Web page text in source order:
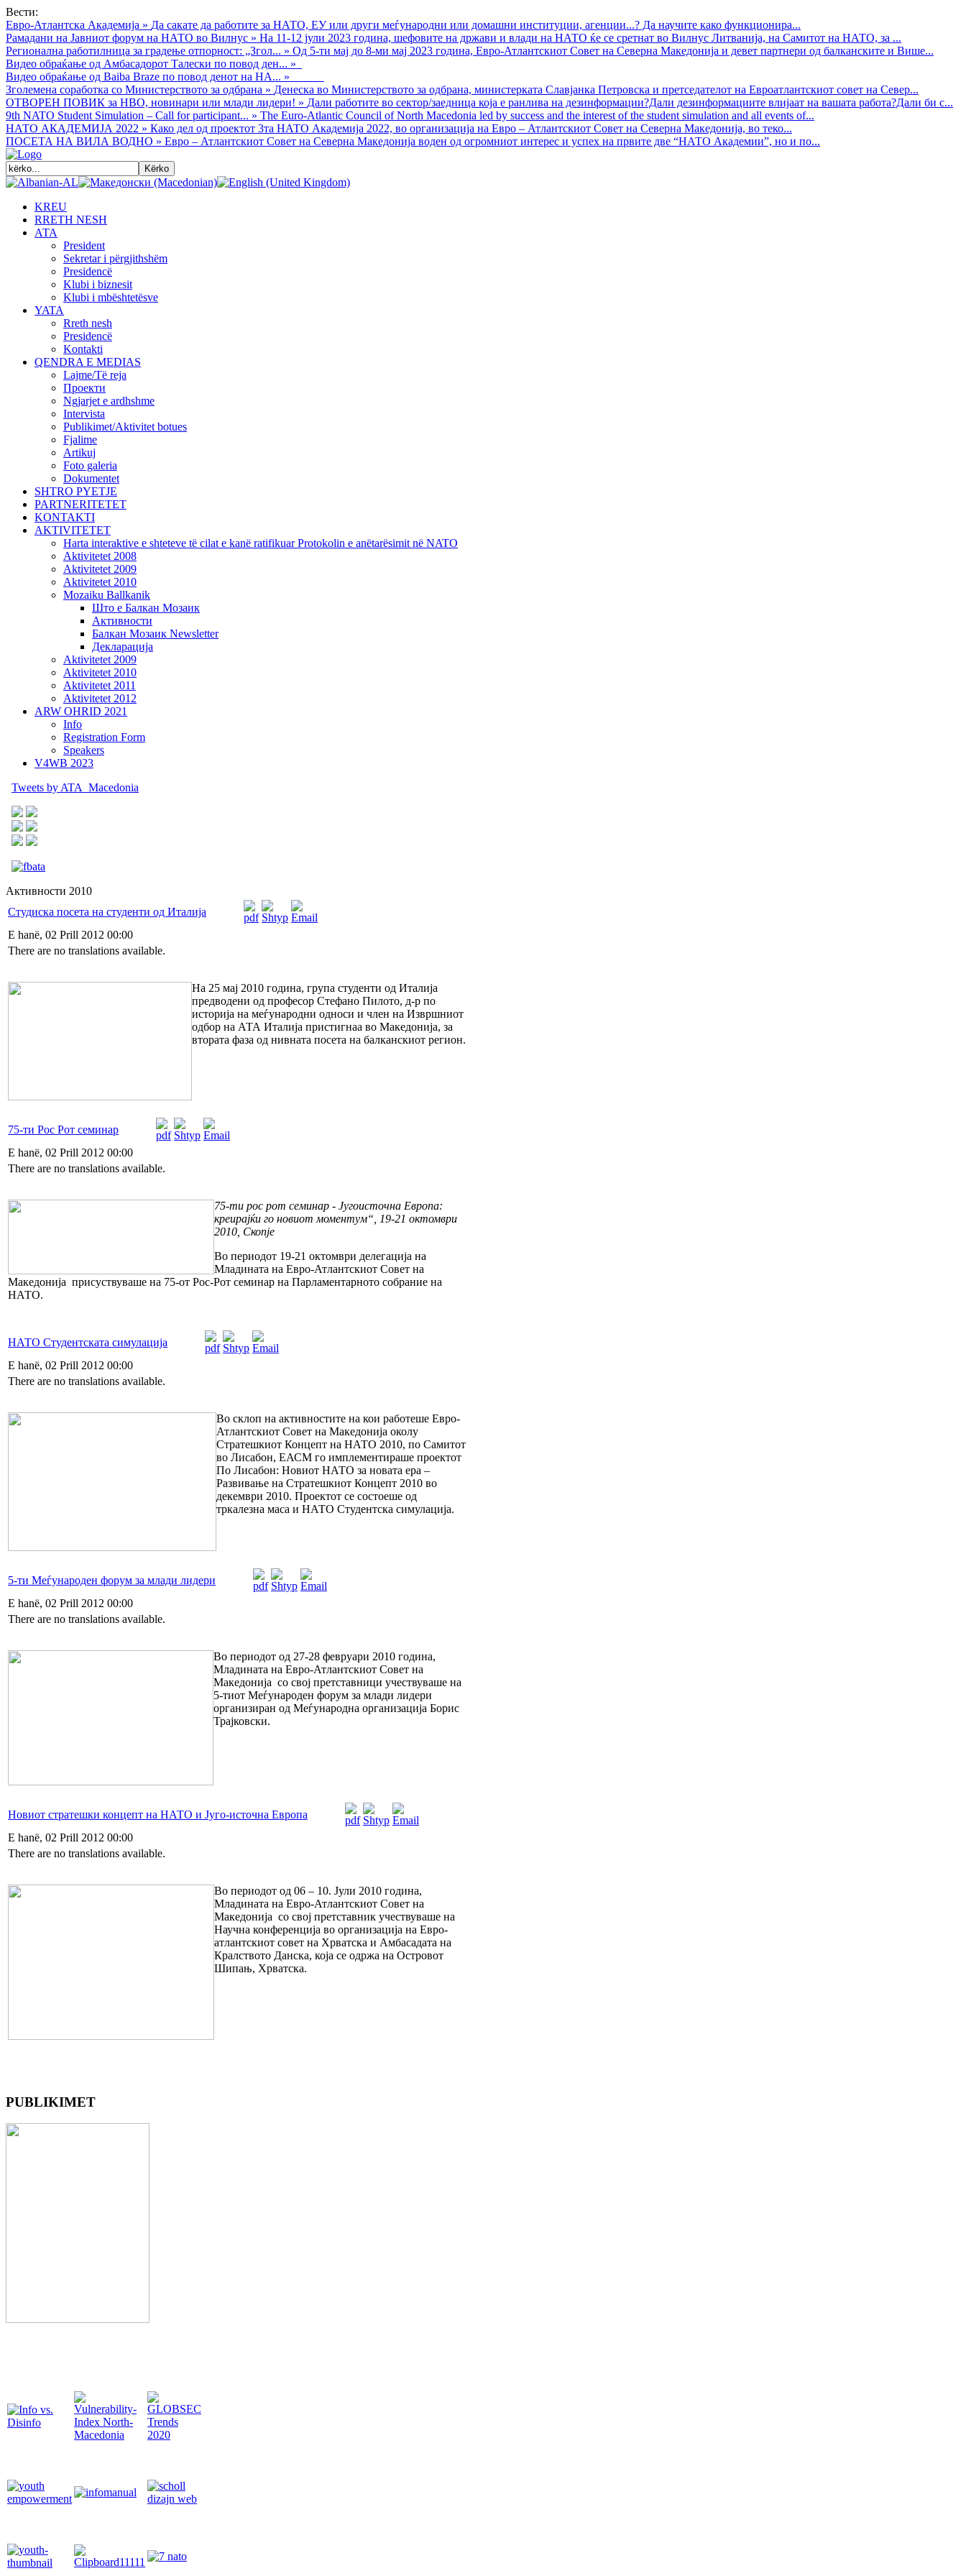
Вести:
Евро-Атлантска Академија » Да сакате да работите за НАТО, ЕУ или други меѓународни или домашни институции, агенции...? Да научите како функционира...
Рамадани на Јавниот форум на НАТО во Вилнус » На 11-12 јули 2023 година, шефовите на држави и влади на НАТО ќе се сретнат во Вилнус Литванија, на Самитот на НАТО, за ...
Регионална работилница за градење отпорност: „Згол... » Од 5-ти мај до 8-ми мај 2023 година, Евро-Атлантскиот Совет на Северна Македонија и девет партнери од балканските и Више...
Видео обраќањe од Амбасадорот Талески по повод ден... »
Видео обраќање од Baiba Braze по повод денот на НА... »
Зголемена соработка со Министерството за одбрана » Денеска во Министерството за одбрана, министерката Славјанка Петровска и претседателот на Евроатлантскиот совет на Север...
ОТВОРЕН ПОВИК за НВО, новинари или млади лидери! » Дали работите во сектор/заедница која е ранлива на дезинформации?Дали дезинформациите влијаат на вашата работа?Дали би с...
9th NATO Student Simulation – Call for participant... » The Euro-Atlantic Council of North Macedonia led by success and the interest of the student simulation and all events of...
НАТО АКАДЕМИЈА 2022 » Како дел од проектот 3та НАТО Академија 2022, во организација на Евро – Атлантскиот Совет на Северна Македонија, во теко...
ПОСЕТА НА ВИЛА ВОДНО » Евро – Атлантскиот Совет на Северна Македонија воден од огромниот интерес и успех на првите две “НАТО Академии”, но и по...
KREU
RRETH NESH
АТА
President
Sekretar i përgjithshëm
Presidencë
Klubi i biznesit
Klubi i mbështetësve
YATA
Rreth nesh
Presidencë
Kontakti
QENDRA E MEDIAS
Lajme/Të reja
Проекти
Ngjarjet e ardhshme
Intervista
Publikimet/Aktivitet botues
Fjalime
Artikuj
Foto galeria
Dokumentet
SHTRO PYETJE
PARTNERITETET
KONTAKTI
AKTIVITETET
Harta interaktive e shteteve të cilat e kanë ratifikuar Protokolin e anëtarësimit në NATO
Aktivitetet 2008
Aktivitetet 2009
Aktivitetet 2010
Mozaiku Ballkanik
Што е Балкан Мозаик
Активности
Балкан Мозаик Newsletter
Декларација
Aktivitetet 2009
Aktivitetet 2010
Aktivitetet 2011
Aktivitetet 2012
ARW OHRID 2021
Info
Registration Form
Speakers
V4WB 2023
Tweets by ATA_Macedonia
Активности 2010
Студиска посета на студенти од Италија
E hanë, 02 Prill 2012 00:00
There are no translations available.
На 25 мај 2010 година, група студенти од Италија
предводени од професор Стефано Пилото, д-р по
историја на меѓународни односи и член на Извршниот
одбор на АТА Италија пристигнаа во Македонија, за
втората фаза од нивната посета на балканскиот регион.
75-ти Рос Рот семинар
E hanë, 02 Prill 2012 00:00
There are no translations available.
75-ти рос рот семинар - Југоисточна Европа:
креирајќи го новиот моментум“, 19-21 октомври
2010, Скопје
Во периодот 19-21 октомври делегација на
Младината на Евро-Атлантскиот Совет на
Македонија присуствуваше на 75-от Рос-Рот семинар на Парламентарното собрание на
НАТО.
НАТО Студентската симулација
E hanë, 02 Prill 2012 00:00
There are no translations available.
Во склоп на активностите на кои работеше Евро-
Атлантскиот Совет на Македонија околу
Стратешкиот Концепт на НАТО 2010, по Самитот
во Лисабон, ЕАСМ го имплементираше проектот
По Лисабон: Новиот НАТО за новата ера –
Развивање на Стратешкиот Концепт 2010 во
декември 2010. Проектот се состоеше од
тркалезна маса и НАТО Студентска симулација.
5-ти Меѓународен форум за млади лидери
E hanë, 02 Prill 2012 00:00
There are no translations available.
Во периодот од 27-28 февруари 2010 година,
Младината на Евро-Атлантскиот Совет на
Македонија со свој претставници учествуваше на
5-тиот Меѓународен форум за млади лидери
организиран од Меѓународна организација Борис
Трајковски.
Новиот стратешки концепт на НАТО и Југо-источна Европа
E hanë, 02 Prill 2012 00:00
There are no translations available.
Во периодот од 06 – 10. Јули 2010 година,
Младината на Евро-Атлантскиот Совет на
Македонија со свој претставник учествуваше на
Научна конференција во организација на Евро-
атлантскиот совет на Хрватска и Амбасадата на
Кралството Данска, која се одржа на Островот
Шипањ, Хрватска.
PUBLIKIMET